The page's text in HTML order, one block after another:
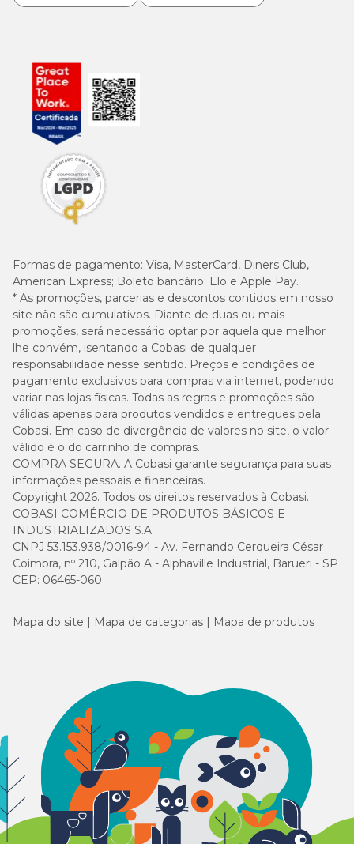
Formas de pagamento: Visa, MasterCard, Diners Club,
American Express; Boleto bancário; Elo e Apple Pay.
* As promoções, parcerias e descontos contidos em nosso
site não são cumulativos. Diante de duas ou mais
promoções, será necessário optar por aquela que melhor
lhe convém, isentando a Cobasi de qualquer
responsabilidade nesse sentido. Preços e condições de
pagamento exclusivos para compras via internet, podendo
variar nas lojas físicas. Todas as regras e promoções são
válidas apenas para produtos vendidos e entregues pela
Cobasi. Em caso de divergência de valores no site, o valor
válido é o do carrinho de compras.
COMPRA SEGURA. A Cobasi garante segurança para suas
informações pessoais e financeiras.
Copyright 2026. Todos os direitos reservados à Cobasi.
COBASI COMÉRCIO DE PRODUTOS BÁSICOS E
INDUSTRIALIZADOS S.A.
CNPJ 53.153.938/0016-94 - Av. Fernando Cerqueira César
Coimbra, nº 210, Galpão A - Alphaville Industrial, Barueri - SP
CEP: 06465-060
Mapa do site Mapa de categorias Mapa de produtos